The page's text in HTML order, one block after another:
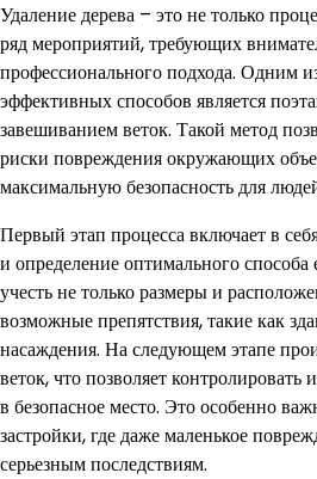
Удаление дерева – это не только
ряд мероприятий, требующих
профессионального подхода. Одним
эффективных способов является
завешиванием веток. Такой метод
риски повреждения окружающих
максимальную безопасность для
Первый этап процесса включает в
и определение оптимального
учесть не только размеры и
возможные препятствия, такие как
насаждения. На следующем этапе
веток, что позволяет
в безопасное место. Это особенно
застройки, где даже маленькое
серьезным последствиям.